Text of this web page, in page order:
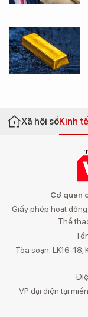
Xã hội sốKinh
Cơ quan
Giấy phép hoạt
Thể
Tòa soạn: LK16-18,
VP đại diện tại